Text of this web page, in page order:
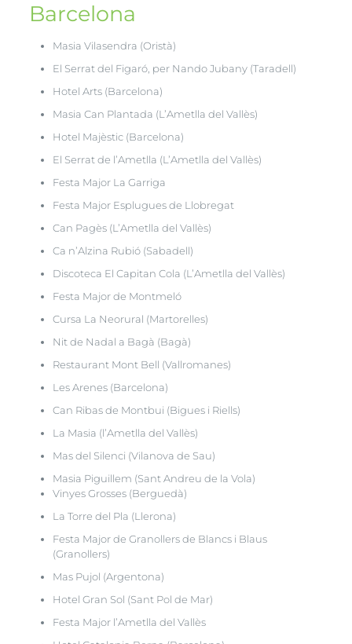
Barcelona
Masia Vilasendra (Oristà)
El Serrat del Figaró, per Nando Jubany (Taradell)
Hotel Arts (Barcelona)
Masia Can Plantada (L’Ametlla del Vallès)
Hotel Majèstic (Barcelona)
El Serrat de l’Ametlla (L’Ametlla del Vallès)
Festa Major La Garriga
Festa Major Esplugues de Llobregat
Can Pagès (L’Ametlla del Vallès)
Ca n’Alzina Rubió (Sabadell)
Discoteca El Capitan Cola (L’Ametlla del Vallès)
Festa Major de Montmeló
Cursa La Neorural (Martorelles)
Nit de Nadal a Bagà (Bagà)
Restaurant Mont Bell (Vallromanes)
Les Arenes (Barcelona)
Can Ribas de Montbui (Bigues i Riells)
La Masia (l’Ametlla del Vallès)
Mas del Silenci (Vilanova de Sau)
Masia Piguillem (Sant Andreu de la Vola)
Vinyes Grosses (Berguedà)
La Torre del Pla (Llerona)
Festa Major de Granollers de Blancs i Blaus
(Granollers)
Mas Pujol (Argentona)
Hotel Gran Sol (Sant Pol de Mar)
Festa Major l’Ametlla del Vallès